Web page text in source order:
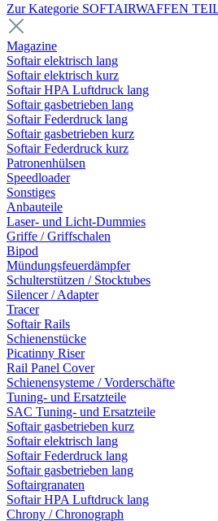
Zur Kategorie SOFTAIRWAFFEN
Magazine
Softair elektrisch lang
Softair elektrisch kurz
Softair HPA Luftdruck lang
Softair gasbetrieben lang
Softair Federdruck lang
Softair gasbetrieben kurz
Softair Federdruck kurz
Patronenhülsen
Speedloader
Sonstiges
Anbauteile
Laser- und Licht-Dummies
Griffe / Griffschalen
Bipod
Mündungsfeuerdämpfer
Schulterstützen / Stocktubes
Silencer / Adapter
Tracer
Softair Rails
Schienenstücke
Picatinny Riser
Rail Panel Cover
Schienensysteme / Vorderschäfte
Tuning- und Ersatzteile
SAC Tuning- und Ersatzteile
Softair gasbetrieben kurz
Softair elektrisch lang
Softair Federdruck lang
Softair gasbetrieben lang
Softairgranaten
Softair HPA Luftdruck lang
Chrony / Chronograph